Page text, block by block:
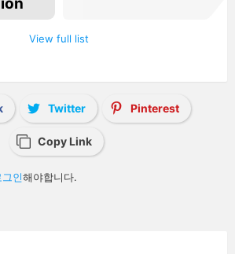
View full list
Twitter Pinterest
Copy Link
그인해야합니다.